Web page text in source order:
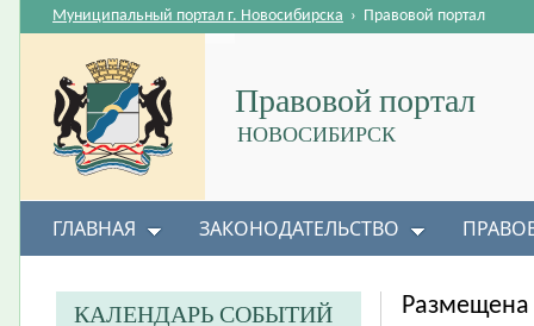
Правовой портал
НОВОСИБИРСК
Муниципальный портал г. Новосибирска › Правовой портал
ГЛАВНАЯ ЗАКОНОДАТЕЛЬСТВО
КАЛЕНДАРЬ СОБЫТИЙ